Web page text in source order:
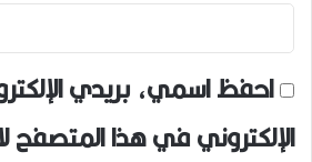
احفظ اسمي، بريدي
الإلكتروني في هذا المتصفح